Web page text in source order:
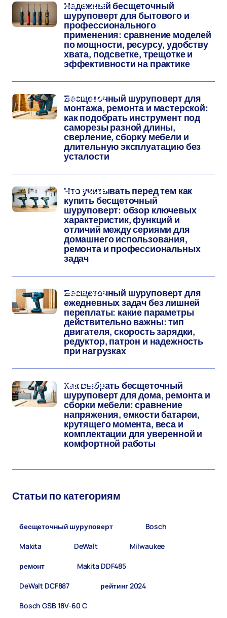
Надежный бесщеточный
шуруповерт для бытового и
профессионального
применения: сравнение моделей
по мощности, ресурсу, удобству
хвата, подсветке, трещотке и
эффективности на практике
мар 18, 2026
Бесщеточный шуруповерт для
монтажа, ремонта и мастерской:
как подобрать инструмент под
саморезы разной длины,
сверление, сборку мебели и
длительную эксплуатацию без
усталости
мар 17, 2026
Что учитывать перед тем как
купить бесщеточный
шуруповерт: обзор ключевых
характеристик, функций и
отличий между сериями для
домашнего использования,
ремонта и профессиональных
задач
мар 16, 2026
Бесщеточный шуруповерт для
ежедневных задач без лишней
переплаты: какие параметры
действительно важны: тип
двигателя, скорость зарядки,
редуктор, патрон и надежность
при нагрузках
мар 15, 2026
Как выбрать бесщеточный
шуруповерт для дома, ремонта и
сборки мебели: сравнение
напряжения, емкости батареи,
крутящего момента, веса и
комплектации для уверенной и
комфортной работы
мар 14, 2026
Статьи по категориям
бесщеточный шуруповерт Bosch
Makita DeWalt Milwaukee
ремонт Makita DDF485
DeWalt DCF887 рейтинг 2024
Bosch GSB 18V-60 C